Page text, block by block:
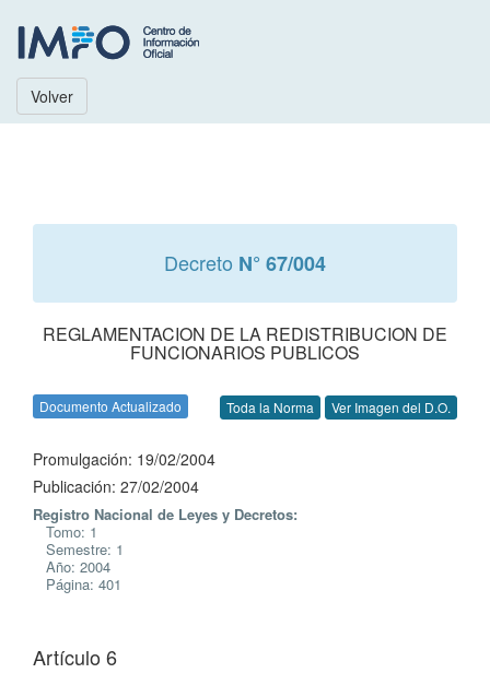
Volver
Decreto N° 67/004
REGLAMENTACION DE LA REDISTRIBUCION DE
FUNCIONARIOS PUBLICOS
Documento Actualizado Toda la Norma Ver Imagen del D.O.
Promulgación: 19/02/2004
Publicación: 27/02/2004
Registro Nacional de Leyes y Decretos:
Tomo: 1
Semestre: 1
Año: 2004
Página: 401
Artículo 6